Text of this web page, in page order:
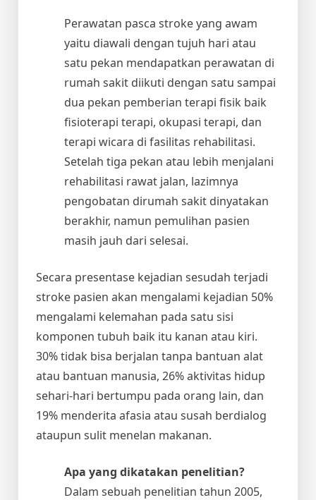
Perawatan pasca stroke yang awam
yaitu diawali dengan tujuh hari atau
satu pekan mendapatkan perawatan di
rumah sakit diikuti dengan satu sampai
dua pekan pemberian terapi fisik baik
fisioterapi terapi, okupasi terapi, dan
terapi wicara di fasilitas rehabilitasi.
Setelah tiga pekan atau lebih menjalani
rehabilitasi rawat jalan, lazimnya
pengobatan dirumah sakit dinyatakan
berakhir, namun pemulihan pasien
masih jauh dari selesai.
Secara presentase kejadian sesudah terjadi
stroke pasien akan mengalami kejadian 50%
mengalami kelemahan pada satu sisi
komponen tubuh baik itu kanan atau kiri.
30% tidak bisa berjalan tanpa bantuan alat
atau bantuan manusia, 26% aktivitas hidup
sehari-hari bertumpu pada orang lain, dan
19% menderita afasia atau susah berdialog
ataupun sulit menelan makanan.
Apa yang dikatakan penelitian?
Dalam sebuah penelitian tahun 2005,